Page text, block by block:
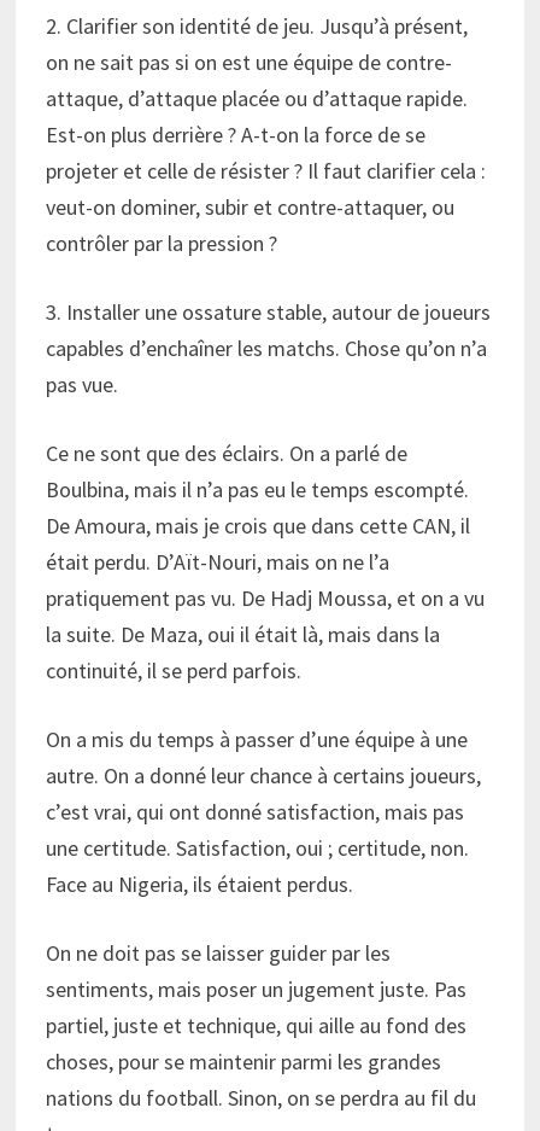
2. Clarifier son identité de jeu. Jusqu’à présent,
on ne sait pas si on est une équipe de contre-
attaque, d’attaque placée ou d’attaque rapide.
Est-on plus derrière ? A-t-on la force de se
projeter et celle de résister ? Il faut clarifier cela :
veut-on dominer, subir et contre-attaquer, ou
contrôler par la pression ?
3. Installer une ossature stable, autour de joueurs
capables d’enchaîner les matchs. Chose qu’on n’a
pas vue.
Ce ne sont que des éclairs. On a parlé de
Boulbina, mais il n’a pas eu le temps escompté.
De Amoura, mais je crois que dans cette CAN, il
était perdu. D’Aït-Nouri, mais on ne l’a
pratiquement pas vu. De Hadj Moussa, et on a vu
la suite. De Maza, oui il était là, mais dans la
continuité, il se perd parfois.
On a mis du temps à passer d’une équipe à une
autre. On a donné leur chance à certains joueurs,
c’est vrai, qui ont donné satisfaction, mais pas
une certitude. Satisfaction, oui ; certitude, non.
Face au Nigeria, ils étaient perdus.
On ne doit pas se laisser guider par les
sentiments, mais poser un jugement juste. Pas
partiel, juste et technique, qui aille au fond des
choses, pour se maintenir parmi les grandes
nations du football. Sinon, on se perdra au fil du